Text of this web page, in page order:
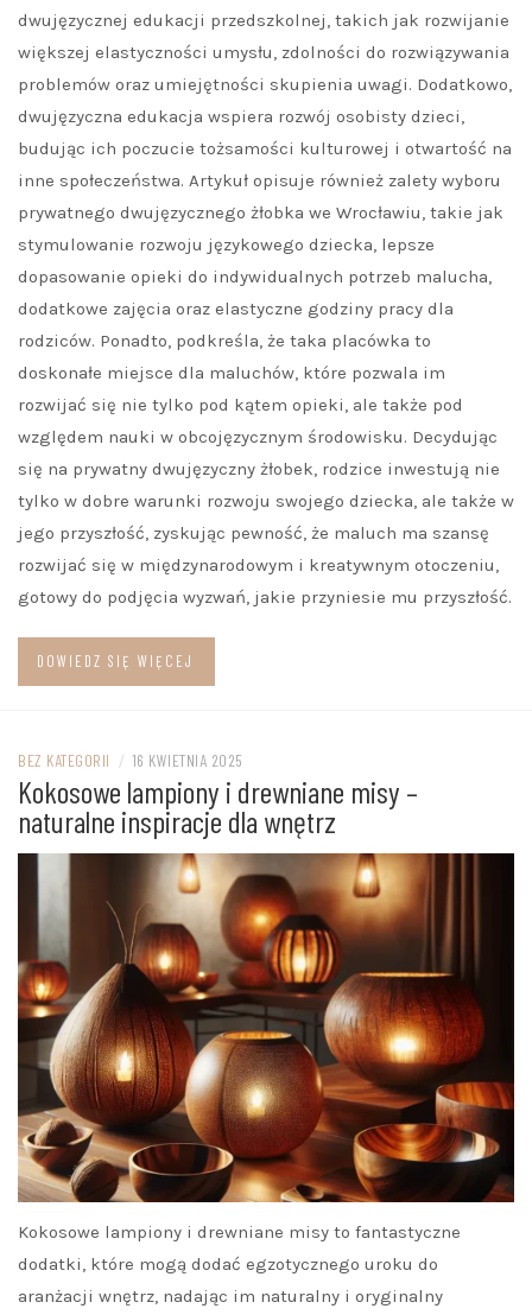
dwujęzycznej edukacji przedszkolnej, takich jak rozwijanie
większej elastyczności umysłu, zdolności do rozwiązywania
problemów oraz umiejętności skupienia uwagi. Dodatkowo,
dwujęzyczna edukacja wspiera rozwój osobisty dzieci,
budując ich poczucie tożsamości kulturowej i otwartość na
inne społeczeństwa. Artykuł opisuje również zalety wyboru
prywatnego dwujęzycznego żłobka we Wrocławiu, takie jak
stymulowanie rozwoju językowego dziecka, lepsze
dopasowanie opieki do indywidualnych potrzeb malucha,
dodatkowe zajęcia oraz elastyczne godziny pracy dla
rodziców. Ponadto, podkreśla, że taka placówka to
doskonałe miejsce dla maluchów, które pozwala im
rozwijać się nie tylko pod kątem opieki, ale także pod
względem nauki w obcojęzycznym środowisku. Decydując
się na prywatny dwujęzyczny żłobek, rodzice inwestują nie
tylko w dobre warunki rozwoju swojego dziecka, ale także w
jego przyszłość, zyskując pewność, że maluch ma szansę
rozwijać się w międzynarodowym i kreatywnym otoczeniu,
gotowy do podjęcia wyzwań, jakie przyniesie mu przyszłość.
DOWIEDZ SIĘ WIĘCEJ
BEZ KATEGORII / 16 KWIETNIA 2025
Kokosowe lampiony i drewniane misy –
naturalne inspiracje dla wnętrz
Kokosowe lampiony i drewniane misy to fantastyczne
dodatki, które mogą dodać egzotycznego uroku do
aranżacji wnętrz, nadając im naturalny i oryginalny